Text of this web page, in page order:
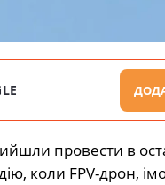
провести в
коли FPV-дрон,